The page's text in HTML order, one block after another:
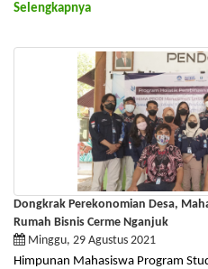
Selengkapnya
Dongkrak Perekonomian Desa,
Rumah Bisnis Cerme Nganjuk
Minggu, 29 Agustus 2021
Himpunan Mahasiswa Program